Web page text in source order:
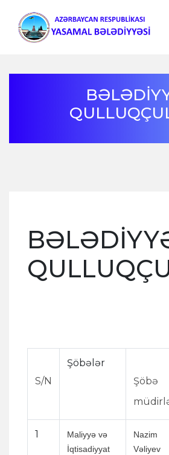
S/N
Şöbələr
Şöbə
1
Maliyyə və
İqtisadiyyat
Nazim
Vəliyev